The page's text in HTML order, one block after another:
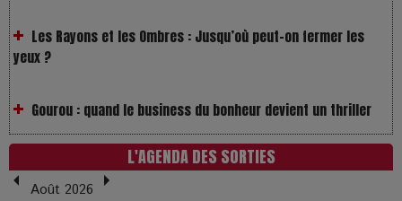
LOL 2.0 : aimer, grandir et se comprendre à l’ère des
réseaux
L'AGENDA DES SORTIES
Août 2026